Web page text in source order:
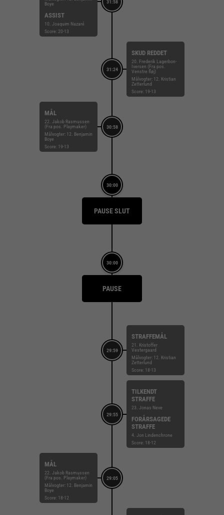
31:58
Boye
ASSIST
10. Joaquim Nazaré
Score: 20-13
31:24
SKUD REDDET
20. Frederik Lagerbon-
Iversen (Fra pos.
Venstre fløj)
Målvogter: 12. Kristian
Zetterlund
Score: 19-13
30:58
MÅL
22. Jakob Rasmussen
(Fra pos. Playmaker)
Målvogter: 12. Benjamin
Boye
Score: 19-13
30:00
PAUSE SLUT
30:00
PAUSE
29:59
STRAFFEMÅL
21. Kristoffer
Vestergaard
Målvogter: 12. Kristian
Zetterlund
Score: 18-13
29:55
TILKENDT
STRAFFE
23. Jonas Neve
FORÅRSAGEDE
STRAFFE
4. Jon Lindenchrone
Score: 18-12
29:05
MÅL
22. Jakob Rasmussen
(Fra pos. Playmaker)
Målvogter: 12. Benjamin
Boye
Score: 18-12